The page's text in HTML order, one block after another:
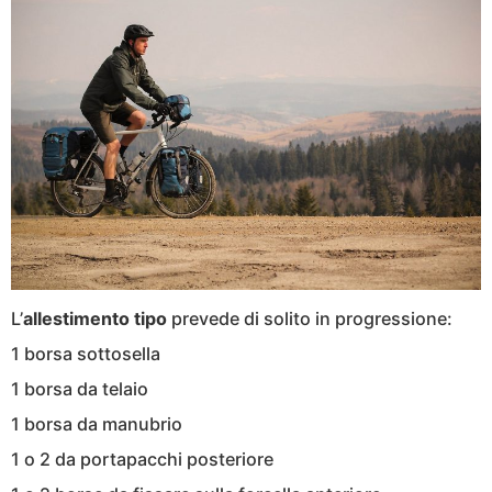
L’allestimento tipo prevede di solito in progressione:
1 borsa sottosella
1 borsa da telaio
1 borsa da manubrio
1 o 2 da portapacchi posteriore